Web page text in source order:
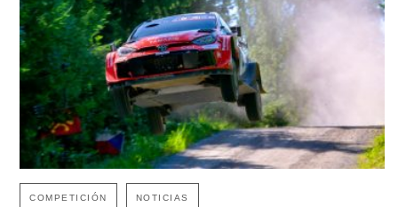
COMPETICIÓN NOTICIAS